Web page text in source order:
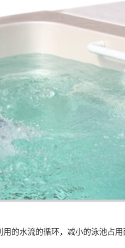
水流的循环，减小的泳池占